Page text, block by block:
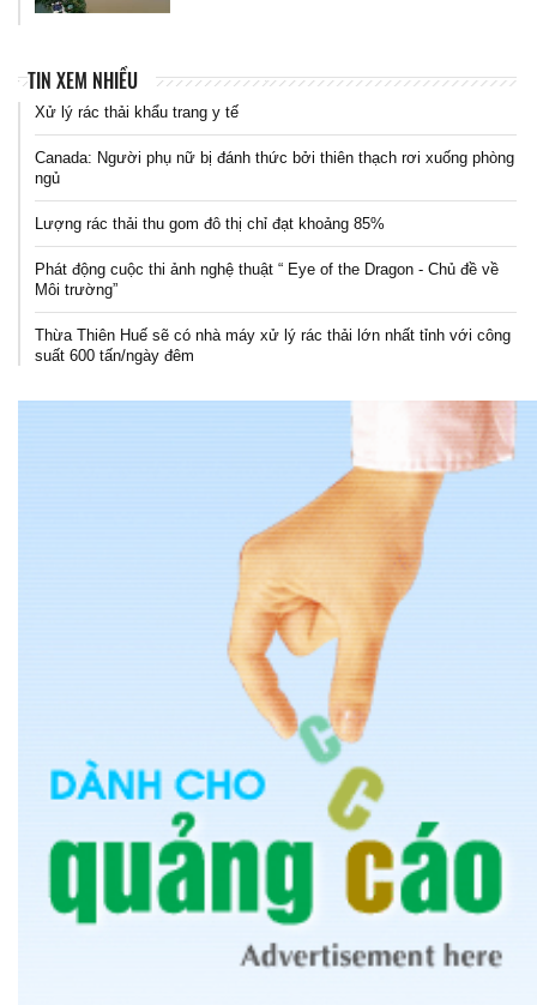
TIN XEM NHIỀU
Xử lý rác thải khẩu trang y tế
Canada: Người phụ nữ bị đánh thức bởi thiên thạch rơi xuống phòng
ngủ
Lượng rác thải thu gom đô thị chỉ đạt khoảng 85%
Phát động cuộc thi ảnh nghệ thuật “ Eye of the Dragon - Chủ đề về
Môi trường”
Thừa Thiên Huế sẽ có nhà máy xử lý rác thải lớn nhất tỉnh với công
suất 600 tấn/ngày đêm